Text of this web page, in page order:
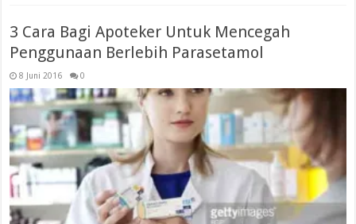
3 Cara Bagi Apoteker Untuk Mencegah
Penggunaan Berlebih Parasetamol
8 Juni 2016 0